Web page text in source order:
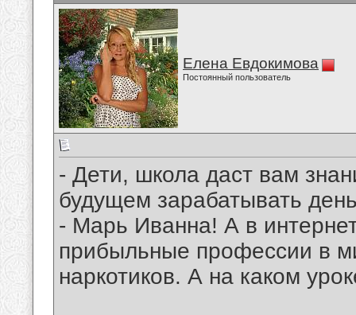
Елена Евдокимова
Постоянный пользователь
- Дети, школа даст вам
будущем зарабатывать
- Марь Иванна! А в
прибыльные профессии в
наркотиков. А на каком